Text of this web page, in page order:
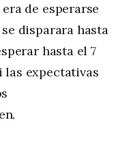
de esperarse
se disparara hasta
hasta el 7
las expectativas